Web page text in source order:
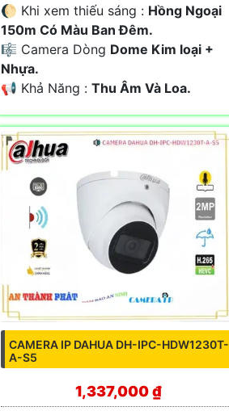
🌔 Khi xem thiếu sáng : Hồng Ngoại
150m Có Màu Ban Ðêm.
🎼️ Camera Dòng Dome Kim loại +
Nhựa.
️📢 Khả Năng : Thu Âm Và Loa.
CAMERA IP DAHUA DH-IPC-HDW1230T-
A-S5
1,337,000 ₫